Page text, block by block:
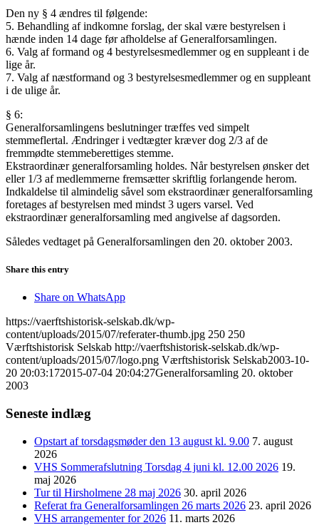
Den ny § 4 ændres til følgende:
5. Behandling af indkomne forslag, der skal være bestyrelsen i
hænde inden 14 dage før afholdelse af Generalforsamlingen.
6. Valg af formand og 4 bestyrelsesmedlemmer og en suppleant i de
lige år.
7. Valg af næstformand og 3 bestyrelsesmedlemmer og en suppleant
i de ulige år.
§ 6:
Generalforsamlingens beslutninger træffes ved simpelt
stemmeflertal. Ændringer i vedtægter kræver dog 2/3 af de
fremmødte stemmeberettiges stemme.
Ekstraordinær generalforsamling holdes. Når bestyrelsen ønsker det
eller 1/3 af medlemmerne fremsætter skriftlig forlangende herom.
Indkaldelse til almindelig såvel som ekstraordinær generalforsamling
foretages af bestyrelsen med mindst 3 ugers varsel. Ved
ekstraordinær generalforsamling med angivelse af dagsorden.
Således vedtaget på Generalforsamlingen den 20. oktober 2003.
Share this entry
Share on WhatsApp
https://vaerftshistorisk-selskab.dk/wp-
content/uploads/2015/07/referater-thumb.jpg 250 250
Værftshistorisk Selskab http://vaerftshistorisk-selskab.dk/wp-
content/uploads/2015/07/logo.png Værftshistorisk Selskab2003-10-
20 20:03:172015-07-04 20:04:27Generalforsamling 20. oktober
2003
Seneste indlæg
Opstart af torsdagsmøder den 13 august kl. 9.00 7. august
2026
VHS Sommerafslutning Torsdag 4 juni kl. 12.00 2026 19.
maj 2026
Tur til Hirsholmene 28 maj 2026 30. april 2026
Referat fra Generalforsamlingen 26 marts 2026 23. april 2026
VHS arrangementer for 2026 11. marts 2026